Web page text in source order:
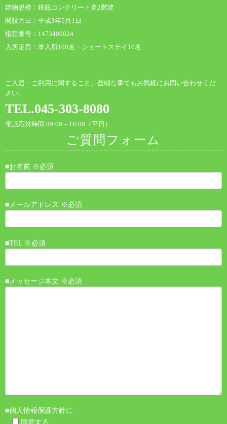
建物規模：鉄筋コンクリート造2階建
開設月日：平成3年5月1日
指定番号：1473400024
入所定員：本入所100名・ショートステイ10名
ご入居・ご利用に関すること、些細な事でもお気軽にお問い合わせくだ
さい。
TEL.045-303-8080
電話応対時間 09:00～18:00（平日）
ご質問フォーム
■お名前 ※必須
■メールアドレス ※必須
■TEL ※必須
■メッセージ本文 ※必須
■個人情報保護方針に
同意する